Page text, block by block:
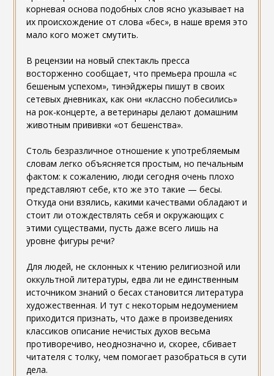
корневая основа подобных слов ясно указывает на
их происхождение от слова «бес», в наше время это
мало кого может смутить.
В рецензии на новый спектакль пресса
восторженно сообщает, что премьера прошла «с
бешеным успехом», тинэйджеры пишут в своих
сетевых дневниках, как они «классно побесились»
на рок-концерте, а ветеринары делают домашним
животным прививки «от бешенства».
Столь безразличное отношение к употребляемым
словам легко объясняется простым, но печальным
фактом: к сожалению, люди сегодня очень плохо
представляют себе, кто же это такие — бесы.
Откуда они взялись, какими качествами обладают и
стоит ли отождествлять себя и окружающих с
этими существами, пусть даже всего лишь на
уровне фигуры речи?
Для людей, не склонных к чтению религиозной или
оккультной литературы, едва ли не единственным
источником знаний о бесах становится литература
художественная. И тут с некоторым недоумением
приходится признать, что даже в произведениях
классиков описание нечистых духов весьма
противоречиво, неоднозначно и, скорее, сбивает
читателя с толку, чем помогает разобраться в сути
дела.